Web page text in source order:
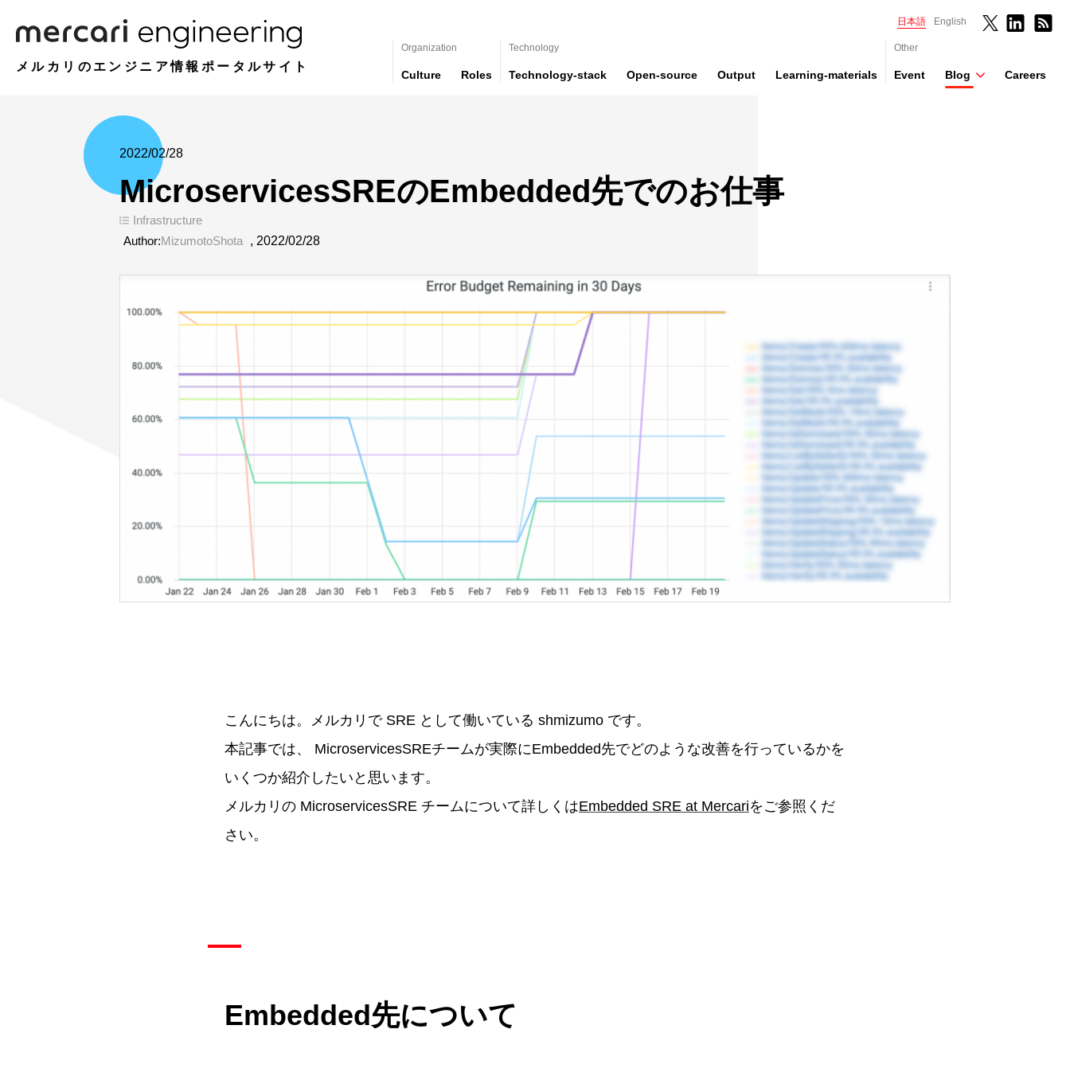
メルカリのエンジニア情報ポータルサイト
日本語 English
Organization
Culture Roles
Technology
Technology-stack Open-source Output Learning-materials
Other
Event Blog Careers
2022/02/28
MicroservicesSREのEmbedded先でのお仕事
Infrastructure
Author:MizumotoShota , 2022/02/28
こんにちは。メルカリで SRE として働いている shmizumo です。
本記事では、 MicroservicesSREチームが実際にEmbedded先でどのような改善を行っているかを
いくつか紹介したいと思います。
メルカリの MicroservicesSRE チームについて詳しくはEmbedded SRE at Mercariをご参照くだ
さい。
Embedded先について